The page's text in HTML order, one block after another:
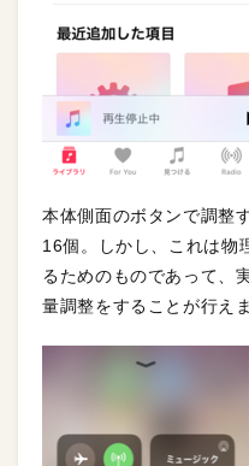
本体側面のボタンで調整
16個。しかし、これは物
るためのものであって、
量調整をすることが行えま